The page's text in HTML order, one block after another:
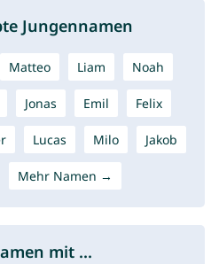
Jungennamen
Matteo Liam Noah
Jonas Emil Felix
Lucas Milo Jakob
Mehr Namen →
mit ...